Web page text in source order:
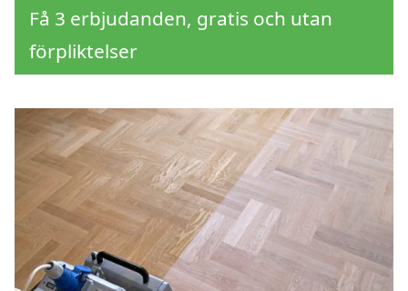
Få 3 erbjudanden, gratis och utan
förpliktelser